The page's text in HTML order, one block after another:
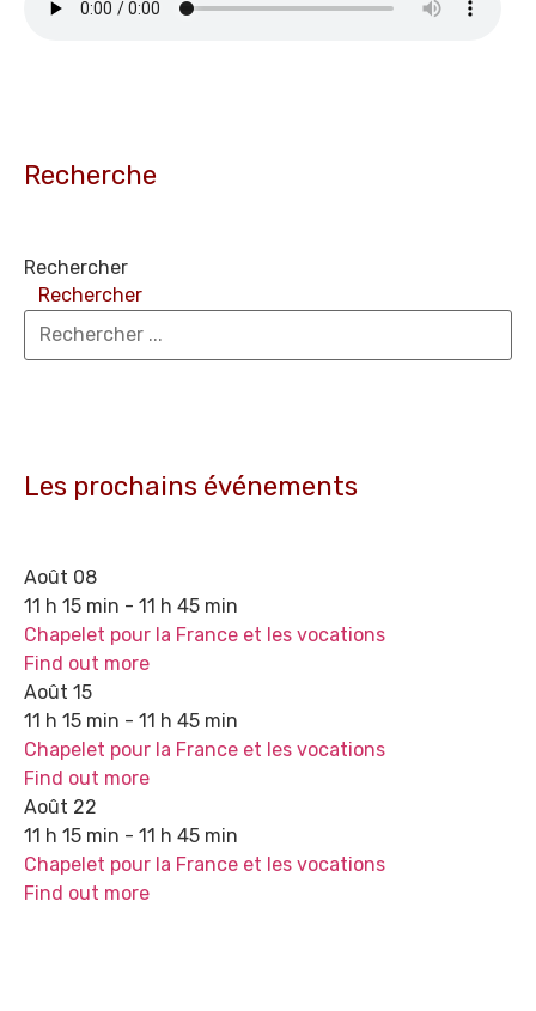
Recherche
Rechercher
Rechercher
Les prochains événements
Août 08
11 h 15 min - 11 h 45 min
Chapelet pour la France et les vocations
Find out more
Août 15
11 h 15 min - 11 h 45 min
Chapelet pour la France et les vocations
Find out more
Août 22
11 h 15 min - 11 h 45 min
Chapelet pour la France et les vocations
Find out more